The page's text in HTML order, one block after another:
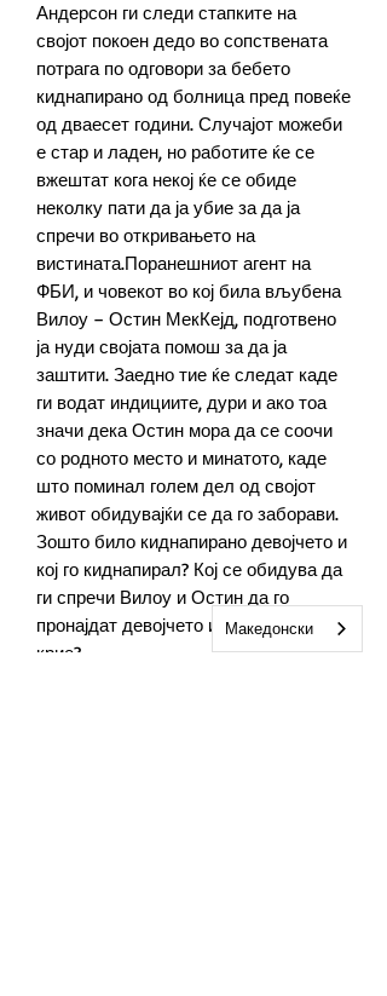
Андерсон ги следи стапките на
својот покоен дедо во сопствената
потрага по одговори за бебето
киднапирано од болница пред повеќе
од дваесет години. Случајот можеби
е стар и ладен, но работите ќе се
вжештат кога некој ќе се обиде
неколку пати да ја убие за да ја
спречи во откривањето на
вистината.Поранешниот агент на
ФБИ, и човекот во кој била вљубена
Вилоу – Остин МекКејд, подготвено
ја нуди својата помош за да ја
заштити. Заедно тие ќе следат каде
ги водат индициите, дури и ако тоа
значи дека Остин мора да се соочи
со родното место и минатото, каде
што поминал голем дел од својот
живот обидувајќи се да го заборави.
Зошто било киднапирано девојчето и
кој го киднапирал? Кој се обидува да
ги спречи Вилоу и Остин да го
пронајдат девојчето и каква тајна се
крие?
Македонски